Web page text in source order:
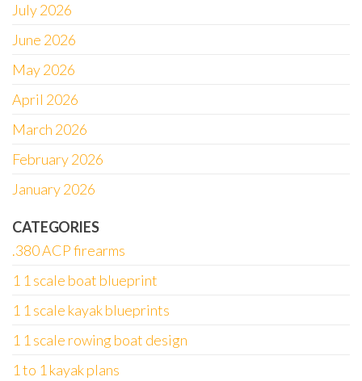
July 2026
June 2026
May 2026
April 2026
March 2026
February 2026
January 2026
CATEGORIES
.380 ACP firearms
1 1 scale boat blueprint
1 1 scale kayak blueprints
1 1 scale rowing boat design
1 to 1 kayak plans